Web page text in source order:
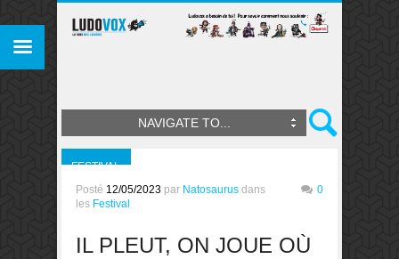
NAVIGATE TO...
FESTIVAL
Posté 12/05/2023 par Natosaurus dans
les Festival
0
IL PLEUT, ON JOUE OÙ